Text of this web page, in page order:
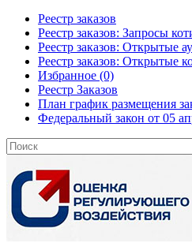
Реестр заказов
Реестр заказов: Запросы
Реестр заказов: Открытые
Реестр заказов: Открытые
Избранное (0)
Реестр Заказов
План график размещения
Федеральный закон от 05